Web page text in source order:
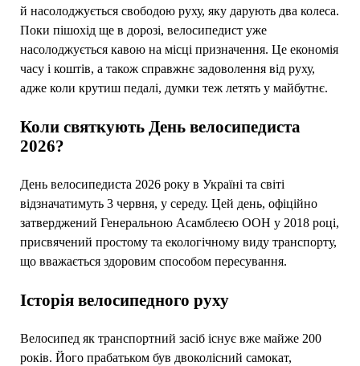
й насолоджується свободою руху, яку дарують два колеса.
Поки пішохід ще в дорозі, велосипедист уже
насолоджується кавою на місці призначення. Це економія
часу і коштів, а також справжнє задоволення від руху,
адже коли крутиш педалі, думки теж летять у майбутнє.
Коли святкують День велосипедиста
2026?
День велосипедиста 2026 року в Україні та світі
відзначатимуть 3 червня, у середу. Цей день, офіційно
затверджений Генеральною Асамблеєю ООН у 2018 році,
присвячений простому та екологічному виду транспорту,
що вважається здоровим способом пересування.
Історія велосипедного руху
Велосипед як транспортний засіб існує вже майже 200
років. Його прабатьком був двоколісний самокат,